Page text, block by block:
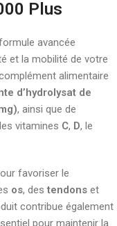
Plus
avancée
et la mobilité de votre
alimentaire
d’hydrolysat de
, ainsi que de
vitamines C, D, le
favoriser le
os, destendons et
contribue également